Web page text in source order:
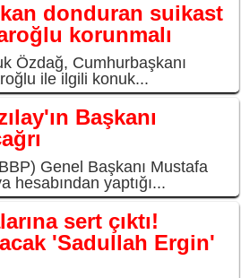
kan donduran suikast
korunmalı
Özdağ, Cumhurbaşkanı
ile ilgili konuk...
Başkanı
Genel Başkanı Mustafa
hesabından yaptığı...
sert çıktı!
'Sadullah Ergin'